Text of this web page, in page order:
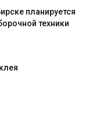
планируется
техники